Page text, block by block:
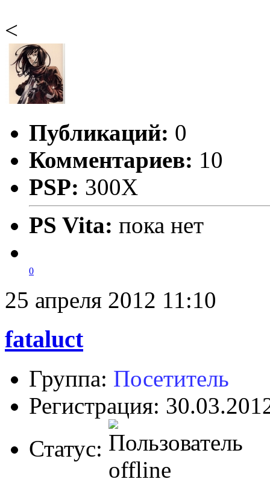
<
Публикаций: 0
Комментариев: 10
PSP: 300X
PS Vita: пока нет
0
25 апреля 2012 11:10
fataluct
Группа: Посетитель
Регистрация:
Статус: